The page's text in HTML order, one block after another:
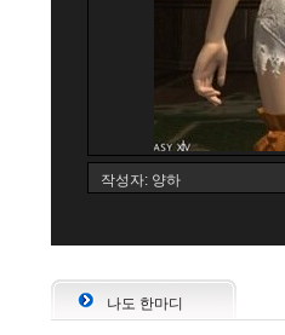
나도 한마디